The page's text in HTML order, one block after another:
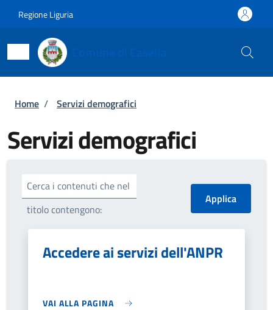
Regione Liguria
Briciole di pane
Home / Servizi demografici
Servizi demografici
Cerca i contenuti che nel
titolo contengono:
Accedere ai servizi dell'ANPR
VAI ALLA PAGINA